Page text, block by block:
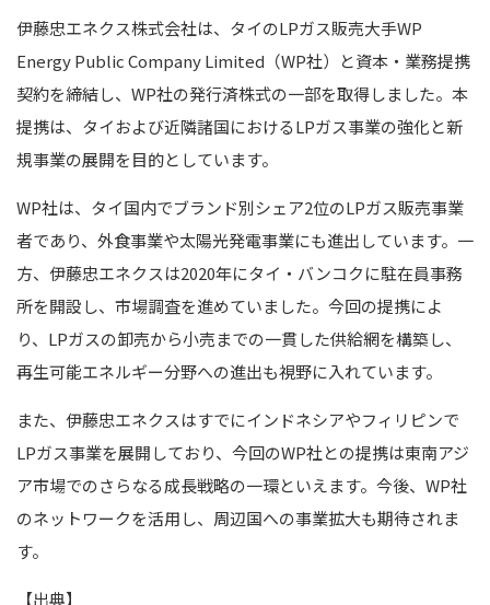
伊藤忠エネクス株式会社は、タイのLPガス販売大手WP
Energy Public Company Limited（WP社）と資本・業務提携
契約を締結し、WP社の発行済株式の一部を取得しました。本
提携は、タイおよび近隣諸国におけるLPガス事業の強化と新
規事業の展開を目的としています。
WP社は、タイ国内でブランド別シェア2位のLPガス販売事業
者であり、外食事業や太陽光発電事業にも進出しています。一
方、伊藤忠エネクスは2020年にタイ・バンコクに駐在員事務
所を開設し、市場調査を進めていました。今回の提携によ
り、LPガスの卸売から小売までの一貫した供給網を構築し、
再生可能エネルギー分野への進出も視野に入れています。
また、伊藤忠エネクスはすでにインドネシアやフィリピンで
LPガス事業を展開しており、今回のWP社との提携は東南アジ
ア市場でのさらなる成長戦略の一環といえます。今後、WP社
のネットワークを活用し、周辺国への事業拡大も期待されま
す。
【出典】